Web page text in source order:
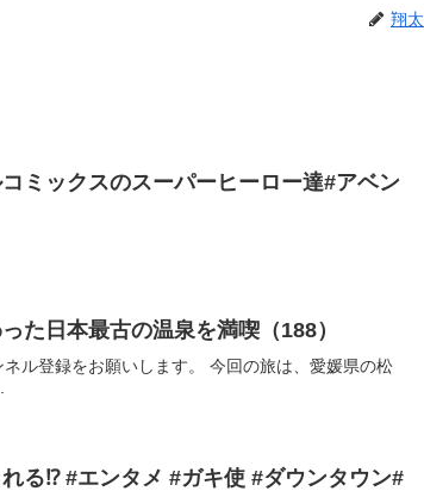
翔太
ミックスのスーパーヒーロー達#アベン
た日本最古の温泉を満喫（188）
ル登録をお願いします。 今回の旅は、愛媛県の松
る⁉️ #エンタメ #ガキ使 #ダウンタウン#